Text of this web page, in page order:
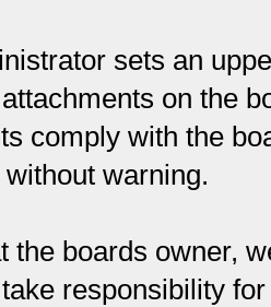
sets an
on the
comply with the
warning.
the boards owner,
responsibility